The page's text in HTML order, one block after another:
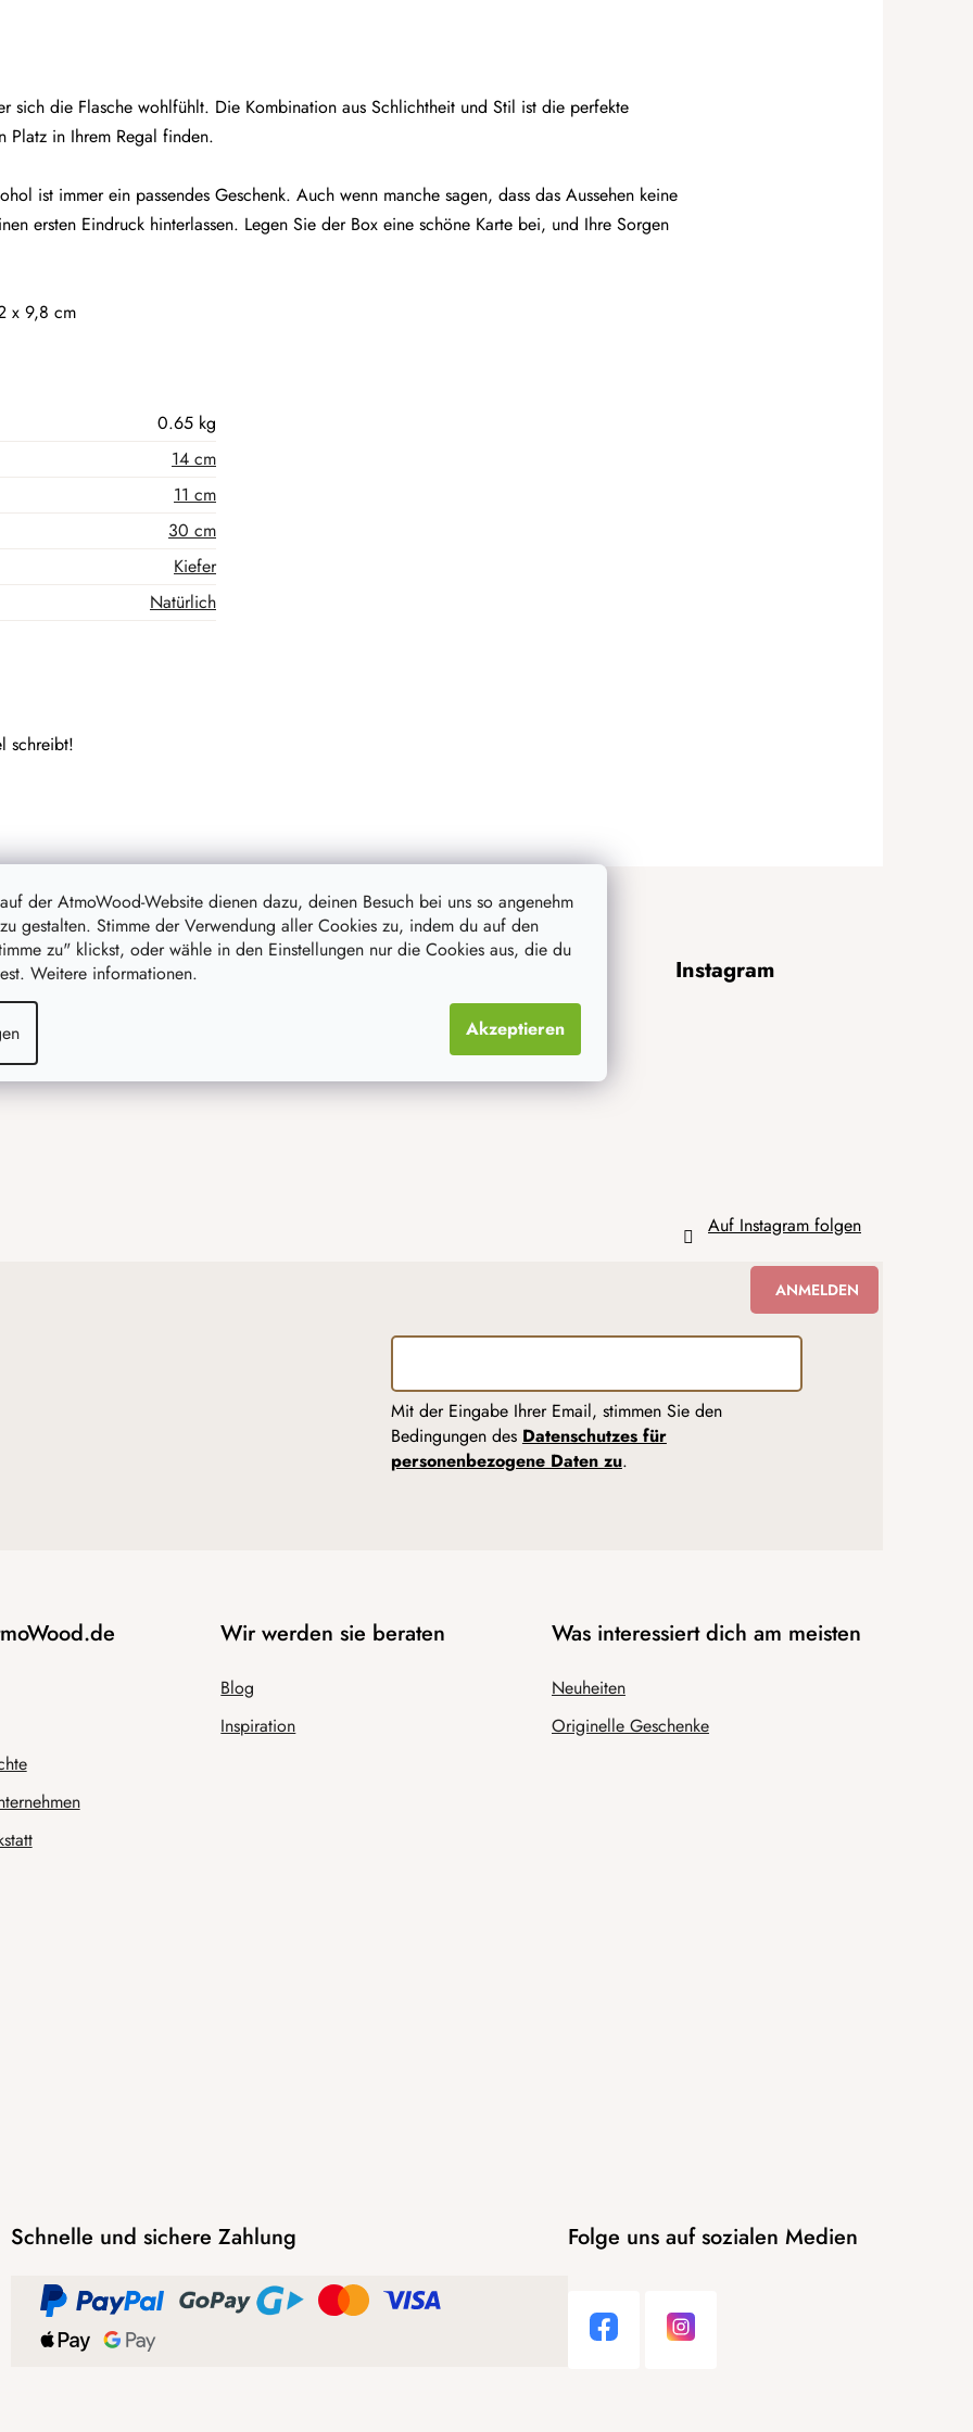
der AtmoWood-Website dienen dazu, deinen Besuch bei uns so angenehm
gestalten. Stimme der Verwendung aller Cookies zu, indem du auf den
zu" klickst, oder wähle in den Einstellungen nur die Cookies aus, die du
Weitere informationen.
Akzeptieren
sich die Flasche wohlfühlt. Die Kombination aus Schlichtheit und Stil ist die perfekte
Platz in Ihrem Regal finden.
ist immer ein passendes Geschenk. Auch wenn manche sagen, dass das Aussehen keine
ersten Eindruck hinterlassen. Legen Sie der Box eine schöne Karte bei, und Ihre Sorgen
x 9,8 cm
0.65 kg
14 cm
11 cm
30 cm
Kiefer
Natürlich
schreibt!
Instagram
Auf Instagram folgen
Mit der Eingabe Ihrer Email, stimmen Sie den
Bedingungen des Datenschutzes für
personenbezogene Daten zu.
ANMELDEN
Wir werden sie beraten
Blog
Inspiration
Was interessiert dich am meisten
Neuheiten
Originelle Geschenke
Schnelle und sichere Zahlung Folge uns auf sozialen Medien